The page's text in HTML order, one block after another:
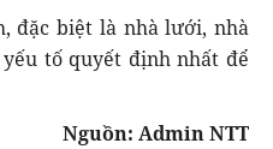
đặc biệt là nhà lưới, nhà
tố quyết định nhất để
Nguồn: Admin NTT